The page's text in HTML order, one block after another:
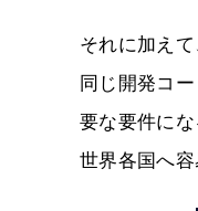
それに加え
同じ開発コ
要な要件に
世界各国へ